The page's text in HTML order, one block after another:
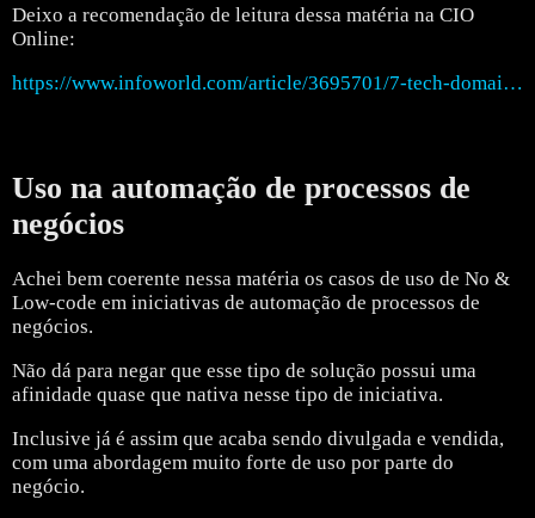
Deixo a recomendação de leitura dessa matéria na CIO
Online:
https://www.infoworld.com/article/3695701/7-tech-domains-where-low-code-is-winning.html
Uso na automação de processos de
negócios
Achei bem coerente nessa matéria os casos de uso de No &
Low-code em iniciativas de automação de processos de
negócios.
Não dá para negar que esse tipo de solução possui uma
afinidade quase que nativa nesse tipo de iniciativa.
Inclusive já é assim que acaba sendo divulgada e vendida,
com uma abordagem muito forte de uso por parte do
negócio.